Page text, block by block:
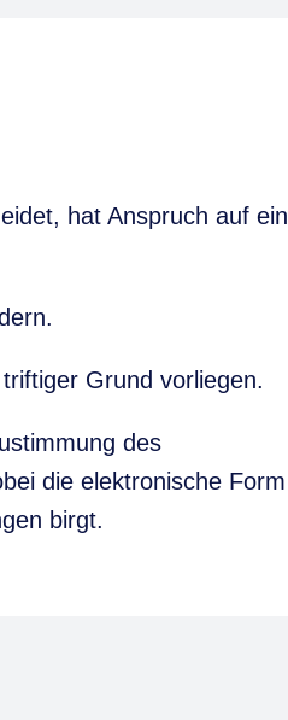
hat Anspruch auf ein
Grund vorliegen.
des
die elektronische Form
birgt.